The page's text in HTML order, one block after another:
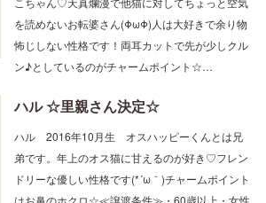
を読めないお転婆さん(ΦωΦ)人は大好きで余り物
怖じしない性格です！両耳カットで先が少しクル
ン♪としているのがチャームポイント☆…
ハル ☆里親さん決定☆
ハル 2016年10月生 オスハッピーくんとは兄
弟です。年上のオス猫に甘えるのが好き♡フレン
ドリーな優しい性格です(*´ω｀)チャームポイント
はお鼻のホクロ☆≪譲渡条件≫・60歳以上・女性